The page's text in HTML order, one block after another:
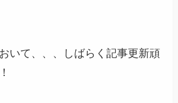
いて、、、しばらく記事更新頑